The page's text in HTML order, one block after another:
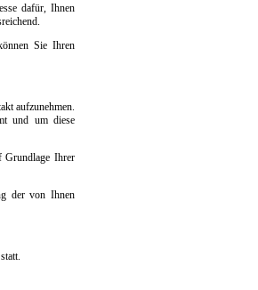
dafür, Ihnen
Sie Ihren
aufzunehmen.
und um diese
Ihrer
der von Ihnen